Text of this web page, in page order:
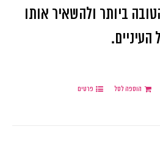
ביותר ולהשאיר אותו
העיניים.
הוספה לסל פרטים